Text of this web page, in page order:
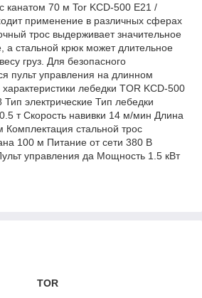
канатом 70 м Tor KCD-500 E21 /
применение в различных сферах
трос выдерживает значительное
а стальной крюк может длительное
груз. Для безопасного
пульт управления на длинном
лебедки TOR KCD-500
электрические Тип лебедки
т Скорость навивки 14 м/мин Длина
стальной трос
100 м Питание от сети 380 В
управления да Мощность 1.5 кВт
TOR